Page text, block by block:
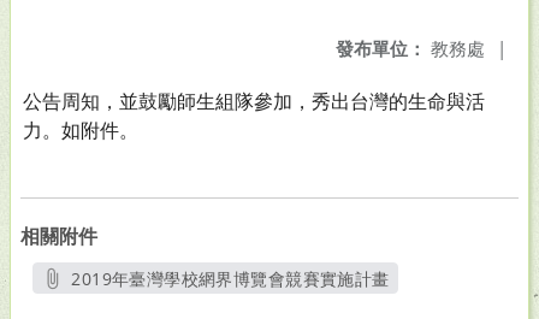
發布單位： 教務處 |
公告周知，並鼓勵師生組隊參加，秀出台灣的生命與活
力。如附件。
相關附件
2019年臺灣學校網界博覽會競賽實施計畫